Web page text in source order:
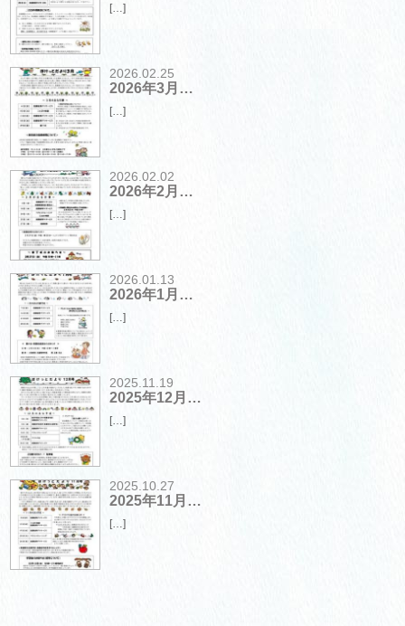
[…]
2026.02.25
2026年3月…
[…]
2026.02.02
2026年2月…
[…]
2026.01.13
2026年1月…
[…]
2025.11.19
2025年12月…
[…]
2025.10.27
2025年11月…
[…]